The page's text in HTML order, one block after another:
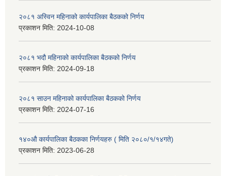
२०८१ अस्विन महिनाको कार्यपालिका बैठकको निर्णय
प्रकाशन मिति: 2024-10-08
२०८१ भदौ महिनाको कार्यपालिका बैठकको निर्णय
प्रकाशन मिति: 2024-09-18
२०८१ साउन महिनाको कार्यपालिका बैठकको निर्णय
प्रकाशन मिति: 2024-07-16
१४०औ कार्यपालिका बैठकका निर्णयहरु ( मिति २०८०/१/१४गते)
प्रकाशन मिति: 2023-06-28